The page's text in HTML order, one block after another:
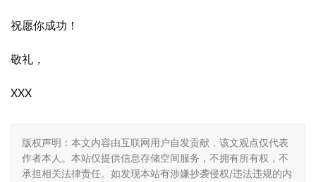
祝愿你成功！
敬礼，
XXX
版权声明：本文内容由互联网用户自发贡献，该文观点仅代表
作者本人。本站仅提供信息存储空间服务，不拥有所有权，不
承担相关法律责任。如发现本站有涉嫌抄袭侵权/违法违规的内